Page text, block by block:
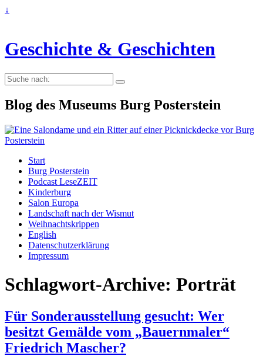
↓
Geschichte & Geschichten
Suche
nach:
Blog des Museums Burg Posterstein
Start
Burg Posterstein
Podcast LeseZEIT
Kinderburg
Salon Europa
Landschaft nach der Wismut
Weihnachtskrippen
English
Datenschutzerklärung
Impressum
Schlagwort-Archive: Porträt
Für Sonderausstellung gesucht: Wer
besitzt Gemälde vom „Bauernmaler“
Friedrich Mascher?